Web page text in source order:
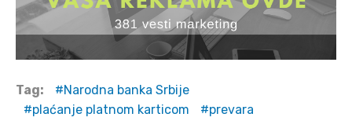
Tag:
Narodna banka Srbije
plaćanje platnom karticom
prevara